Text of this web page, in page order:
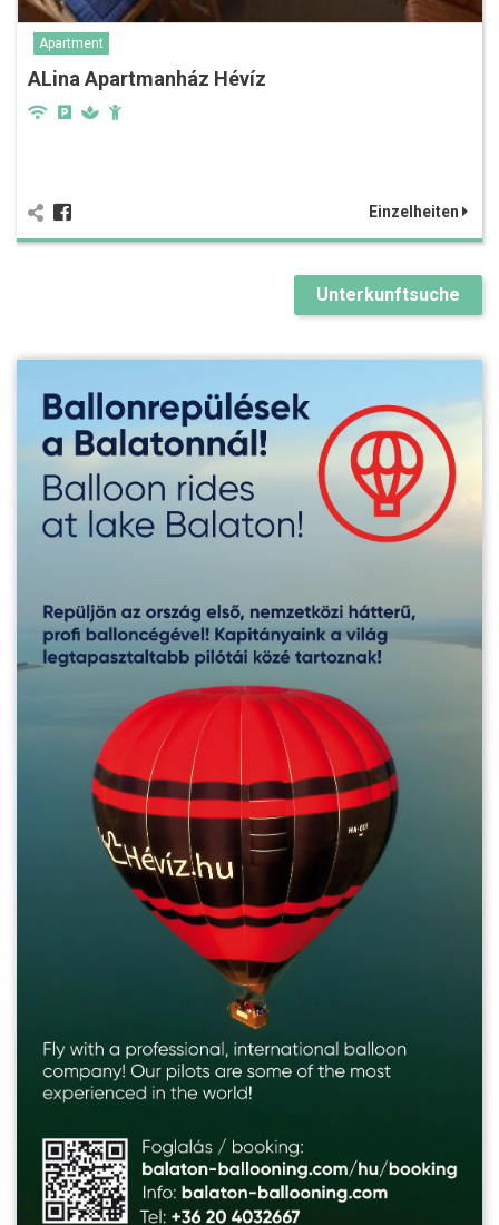
Apartment
ALina Apartmanház Hévíz
Einzelheiten
Unterkunftsuche